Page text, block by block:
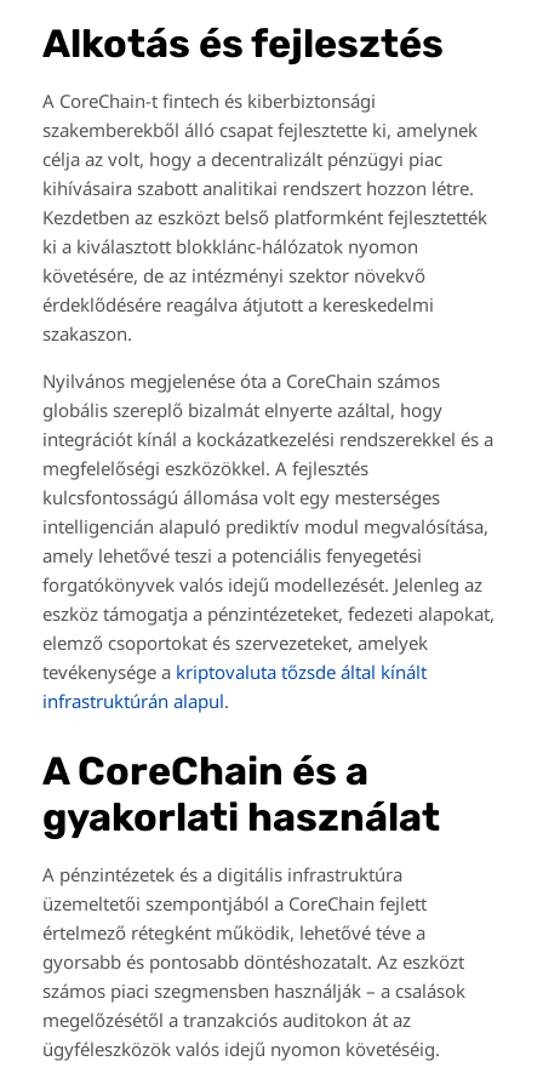
Alkotás és fejlesztés
A CoreChain-t fintech és kiberbiztonsági
szakemberekből álló csapat fejlesztette ki, amelynek
célja az volt, hogy a decentralizált pénzügyi piac
kihívásaira szabott analitikai rendszert hozzon létre.
Kezdetben az eszközt belső platformként fejlesztették
ki a kiválasztott blokklánc-hálózatok nyomon
követésére, de az intézményi szektor növekvő
érdeklődésére reagálva átjutott a kereskedelmi
szakaszon.
Nyilvános megjelenése óta a CoreChain számos
globális szereplő bizalmát elnyerte azáltal, hogy
integrációt kínál a kockázatkezelési rendszerekkel és a
megfelelőségi eszközökkel. A fejlesztés
kulcsfontosságú állomása volt egy mesterséges
intelligencián alapuló prediktív modul megvalósítása,
amely lehetővé teszi a potenciális fenyegetési
forgatókönyvek valós idejű modellezését. Jelenleg az
eszköz támogatja a pénzintézeteket, fedezeti alapokat,
elemző csoportokat és szervezeteket, amelyek
tevékenysége a kriptovaluta tőzsde által kínált
infrastruktúrán alapul.
A CoreChain és a
gyakorlati használat
A pénzintézetek és a digitális infrastruktúra
üzemeltetői szempontjából a CoreChain fejlett
értelmező rétegként működik, lehetővé téve a
gyorsabb és pontosabb döntéshozatalt. Az eszközt
számos piaci szegmensben használják – a csalások
megelőzésétől a tranzakciós auditokon át az
ügyféleszközök valós idejű nyomon követéséig.